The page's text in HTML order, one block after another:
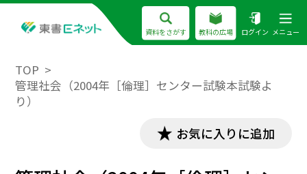
資料をさがす 教科の広場 ログイン メニュー
TOP
管理社会（2004年［倫理］センター試験本試験よ
り）
お気に入りに追加